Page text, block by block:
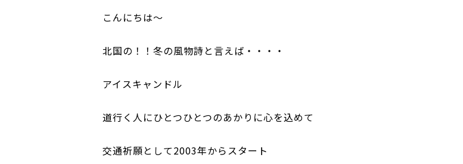
こんにちは～
北国の！！冬の風物詩と言えば・・・・
アイスキャンドル
道行く人にひとつひとつのあかりに心を込めて
交通祈願として2003年からスタート